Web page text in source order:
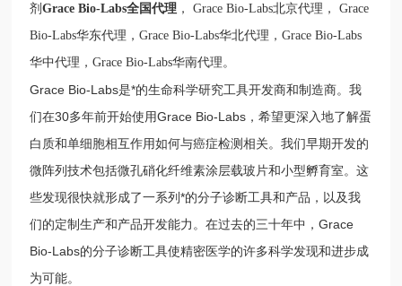
剂Grace Bio-Labs全国代理 ， Grace Bio-Labs北京代理，
Grace
Bio-Labs华东代理，Grace Bio-Labs华北代理，Grace Bio-Labs
华中代理，Grace Bio-Labs华南代理。
Grace Bio-Labs是*的生命科学研究工具开发商和制造商。我
们在30多年前开始使用Grace Bio-Labs，希望更深入地了解蛋
白质和单细胞相互作用如何与癌症检测相关。我们早期开发的
微阵列技术包括微孔硝化纤维素涂层载玻片和小型孵育室。这
些发现很快就形成了一系列*的分子诊断工具和产品，以及我
们的定制生产和产品开发能力。在过去的三十年中，Grace
Bio-Labs的分子诊断工具使精密医学的许多科学发现和进步成
为可能。